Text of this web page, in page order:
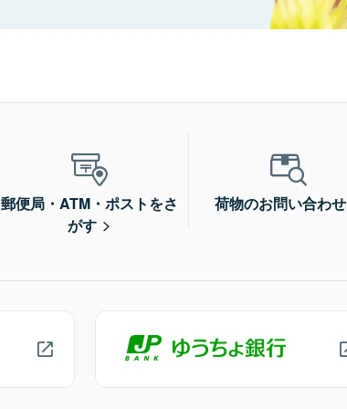
郵便局・ATM・ポストをさ
がす
荷物のお問い合わせ